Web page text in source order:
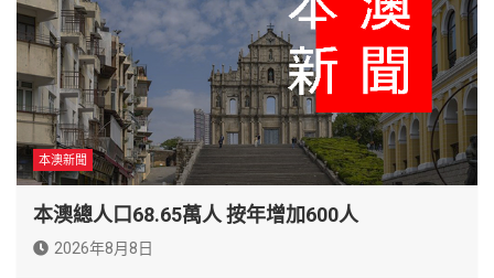
本澳新聞
本澳總人口68.65萬人 按年增加600人
2026年8月8日